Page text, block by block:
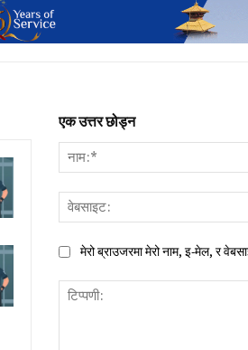
एक उत्तर छोड्न
मेरो ब्राउजरमा मेरो नाम, इ-मेल, र